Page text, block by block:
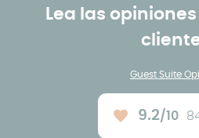
Lea las
Guest Suite
Note moyenne
9.2/10